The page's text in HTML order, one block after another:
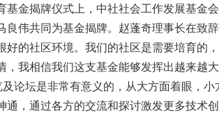
基金揭牌仪式上，中社社会工作发展基金
良伟共同为基金揭牌。赵蓬奇理事长在致
好的社区环境。我们的社区是需要培育的
，我相信我们这支基金能够发挥出越来越
及论坛是非常有意义的，从大方面着眼，
通，通过各方的交流和探讨激发更多技术